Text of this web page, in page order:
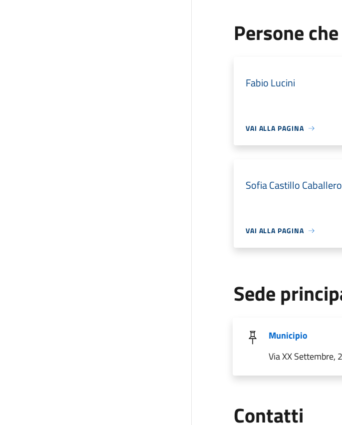
Persone
Fabio Lucini
VAI ALLA PAGINA
Sofia Castillo Caballero
VAI ALLA PAGINA
Sede
Municipio
Via XX Settembre,
Contatti